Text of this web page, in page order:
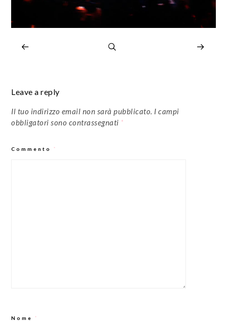
Leave a reply
Il tuo indirizzo email non sarà pubblicato. I campi
obbligatori sono contrassegnati *
Commento *
Nome *